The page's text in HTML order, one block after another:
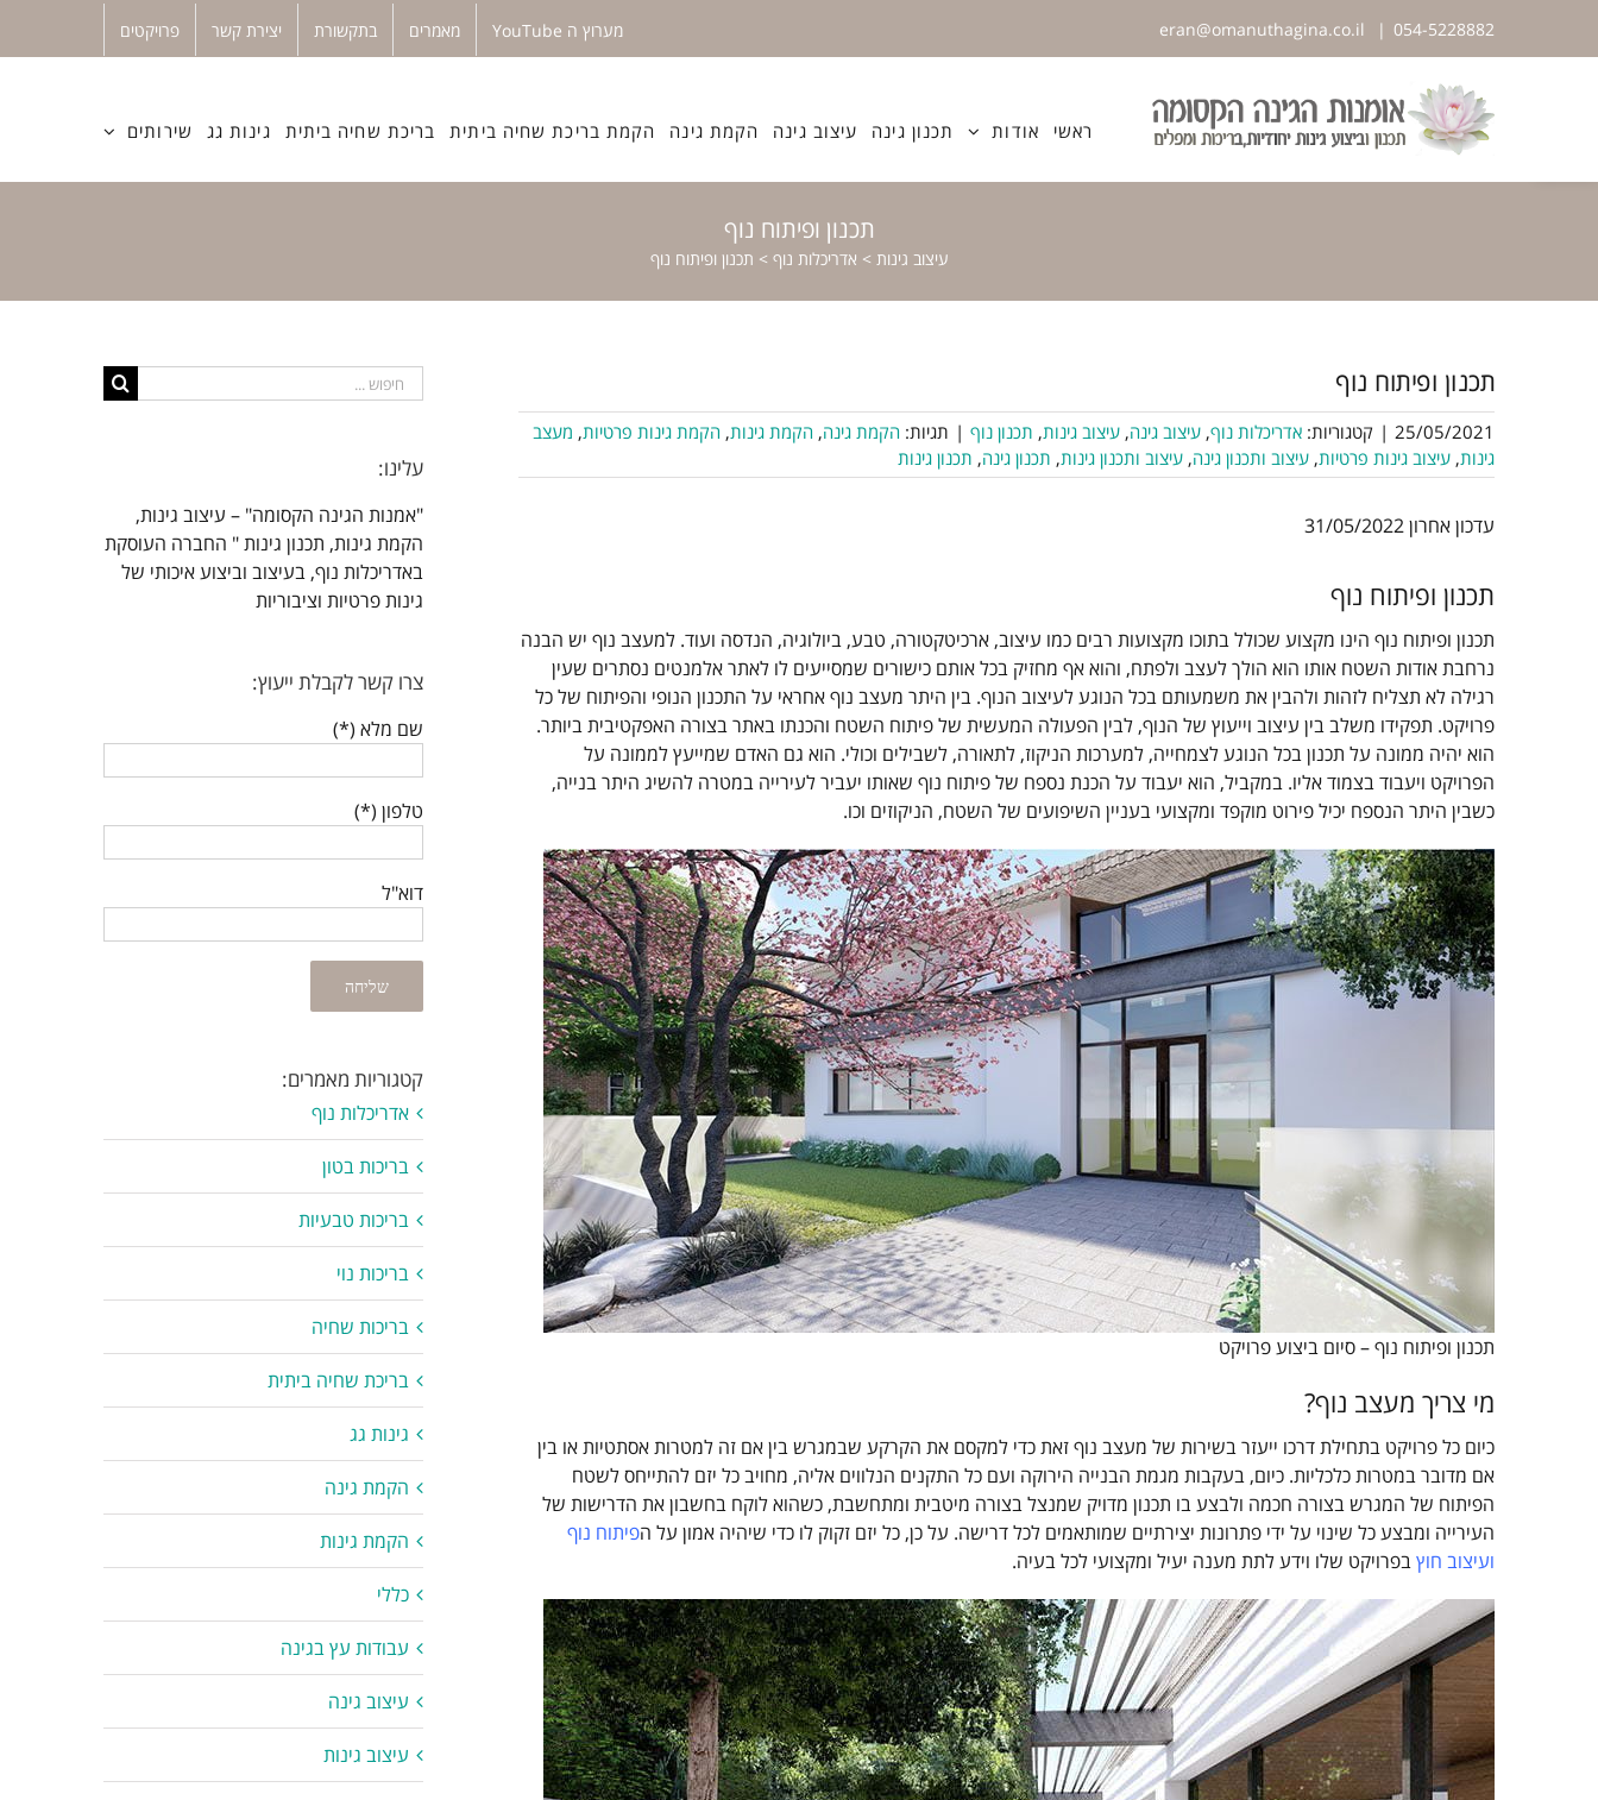
פתח סרגל נגישות
054-5228882
| מערוץ ה YouTube מאמרים בתקשורת יצירת קשר פרויקטים
ראשי אודות תכנון גינה עיצוב גינה הקמת גינה הקמת בריכת שחיה ביתית בריכת שחיה ביתית גינות גג שירותים
תכנון ופיתוח נוף
עיצוב גינות > אדריכלות נוף > תכנון ופיתוח נוף
תכנון ופיתוח נוף
25/05/2021
| קטגוריות: אדריכלות נוף, עיצוב גינה, עיצוב גינות, תכנון נוף | תגיות: הקמת גינה, הקמת גינות, הקמת גינות פרטיות, מעצב
גינות, עיצוב גינות פרטיות, עיצוב ותכנון גינה, עיצוב ותכנון גינות, תכנון גינה, תכנון גינות
עדכון אחרון 31/05/2022
תכנון ופיתוח נוף
תכנון ופיתוח נוף הינו מקצוע שכולל בתוכו מקצועות רבים כמו עיצוב, ארכיטקטורה, טבע, ביולוגיה, הנדסה ועוד. למעצב נוף יש הבנה
נרחבת אודות השטח אותו הוא הולך לעצב ולפתח, והוא אף מחזיק בכל אותם כישורים שמסייעים לו לאתר אלמנטים נסתרים שעין
רגילה לא תצליח לזהות ולהבין את משמעותם בכל הנוגע לעיצוב הנוף. בין היתר מעצב נוף אחראי על התכנון הנופי והפיתוח של כל
פרויקט. תפקידו משלב בין עיצוב וייעוץ של הנוף, לבין הפעולה המעשית של פיתוח השטח והכנתו באתר בצורה האפקטיבית ביותר.
הוא יהיה ממונה על תכנון בכל הנוגע לצמחייה, למערכות הניקוז, לתאורה, לשבילים וכולי. הוא גם האדם שמייעץ לממונה על
הפרויקט ויעבוד בצמוד אליו. במקביל, הוא יעבוד על הכנת נספח של פיתוח נוף שאותו יעביר לעירייה במטרה להשיג היתר בנייה,
כשבין היתר הנספח יכיל פירוט מוקפד ומקצועי בעניין השיפועים של השטח, הניקוזים וכו.
תכנון ופיתוח נוף – סיום ביצוע פרויקט
מי צריך מעצב נוף?
כיום כל פרויקט בתחילת דרכו ייעזר בשירות של מעצב נוף זאת כדי למקסם את הקרקע שבמגרש בין אם זה למטרות אסתטיות או בין
אם מדובר במטרות כלכליות. כיום, בעקבות מגמת הבנייה הירוקה ועם כל התקנים הנלווים אליה, מחויב כל יזם להתייחס לשטח
הפיתוח של המגרש בצורה חכמה ולבצע בו תכנון מדויק שמנצל בצורה מיטבית ומתחשבת, כשהוא לוקח בחשבון את הדרישות של
העירייה ומבצע כל שינוי על ידי פתרונות יצירתיים שמותאמים לכל דרישה. על כן, כל יזם זקוק לו כדי שיהיה אמון על הפיתוח נוף
ועיצוב חוץבפרויקט שלו וידע לתת מענה יעיל ומקצועי לכל בעיה.
חיפוש...
עלינו:
"אמנות הגינה הקסומה" – עיצוב גינות,
הקמת גינות, תכנון גינות " החברה העוסקת
באדריכלות נוף, בעיצוב וביצוע איכותי של
גינות פרטיות וציבוריות
צרו קשר לקבלת ייעוץ:
שם מלא (*)
טלפון (*)
דוא"ל
קטגוריות מאמרים:
אדריכלות נוף
בריכות בטון
בריכות טבעיות
בריכות נוי
בריכות שחיה
בריכת שחיה ביתית
גינות גג
הקמת גינה
הקמת גינות
כללי
עבודות עץ בגינה
עיצוב גינה
עיצוב גינות